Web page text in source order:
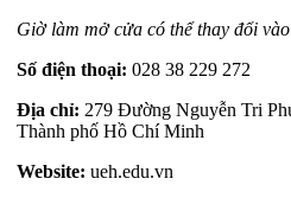
Giờ làm mở cửa có thể thay đổi
Số điện thoại: 028 38 229 272
Địa chỉ: 279 Đường Nguyễn Tri
Thành phố Hồ Chí Minh
Website: ueh.edu.vn